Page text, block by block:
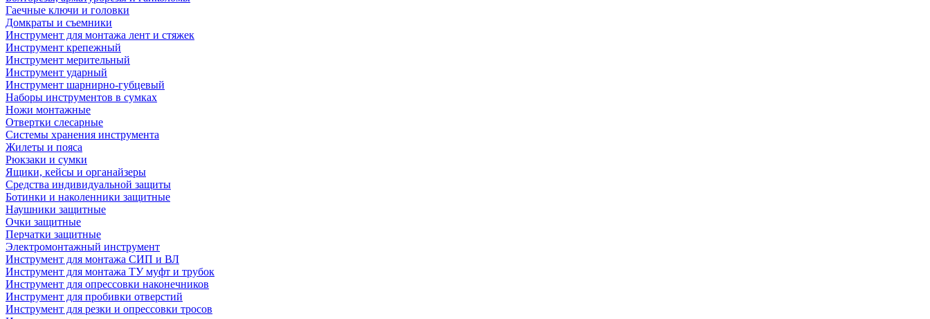
Гаечные ключи и головки
Домкраты и съемники
Инструмент для монтажа лент и стяжек
Инструмент крепежный
Инструмент мерительный
Инструмент ударный
Инструмент шарнирно-губцевый
Наборы инструментов в сумках
Ножи монтажные
Отвертки слесарные
Системы хранения инструмента
Жилеты и пояса
Рюкзаки и сумки
Ящики, кейсы и органайзеры
Средства индивидуальной защиты
Ботинки и наколенники защитные
Наушники защитные
Очки защитные
Перчатки защитные
Электромонтажный инструмент
Инструмент для монтажа СИП и ВЛ
Инструмент для монтажа ТУ муфт и трубок
Инструмент для опрессовки наконечников
Инструмент для пробивки отверстий
Инструмент для резки и опрессовки тросов